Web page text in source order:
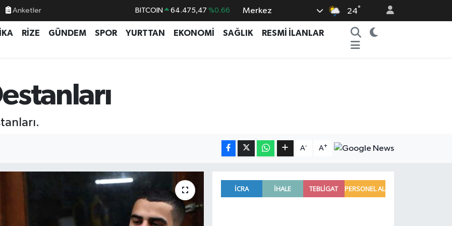
Anketler DOLAR 47,5986 %0.06
EURO 55,0700 %0.1
Merkez 24°
RİZE GÜNDEM SPOR YURTTAN EKONOMİ SAĞLIK
RESMİ İLANLAR
A- A+